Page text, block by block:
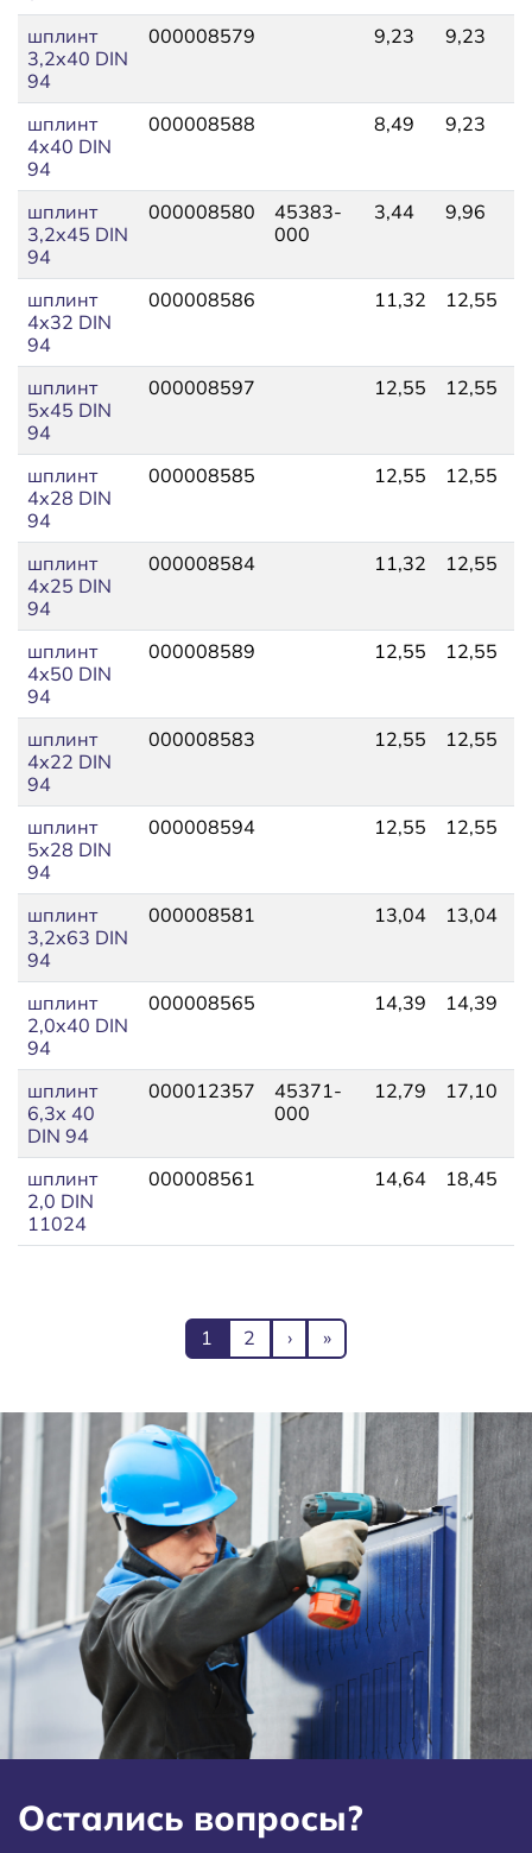
шплинт
3,2x40 DIN
94
000008579 9,23 9,23
шплинт
4x40 DIN
94
000008588 8,49 9,23
шплинт
3,2x45 DIN
94
000008580
45383-
000
3,44 9,96
шплинт
4x32 DIN
94
000008586 11,32 12,55
шплинт
5x45 DIN
94
000008597 12,55 12,55
шплинт
4x28 DIN
94
000008585 12,55 12,55
шплинт
4x25 DIN
94
000008584 11,32 12,55
шплинт
4x50 DIN
94
000008589 12,55 12,55
шплинт
4x22 DIN
94
000008583 12,55 12,55
шплинт
5x28 DIN
94
000008594 12,55 12,55
шплинт
3,2x63 DIN
94
000008581 13,04 13,04
шплинт
2,0x40 DIN
94
000008565 14,39 14,39
шплинт
6,3x 40
DIN 94
000012357
45371-
000
12,79 17,10
шплинт
2,0 DIN
11024
000008561 14,64 18,45
Нумерация страницТекущая страница
1 Page
2 Следующая страница
› Последняя страница
»
Остались вопросы?